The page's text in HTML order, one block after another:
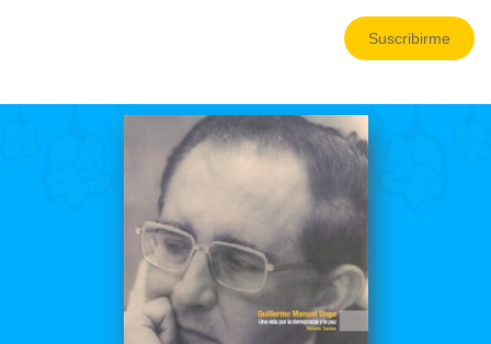
Suscribirme